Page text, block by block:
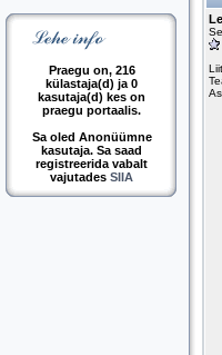
Praegu on, 216
külastaja(d) ja 0
kasutaja(d) kes on
praegu portaalis.
Sa oled Anonüümne
kasutaja. Sa saad
registreerida vabalt
vajutades SIIA